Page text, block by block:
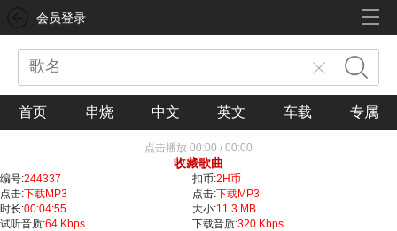
会员登录
首页 串烧 中文 英文 车载 专属
点击播放 00:00 / 00:00
收藏歌曲
编号:244337 扣币:2H币
点击:下载MP3 点击:下载MP3
时长:00:04:55 大小:11.3 MB
试听音质:64 Kbps 下载音质:320 Kbps